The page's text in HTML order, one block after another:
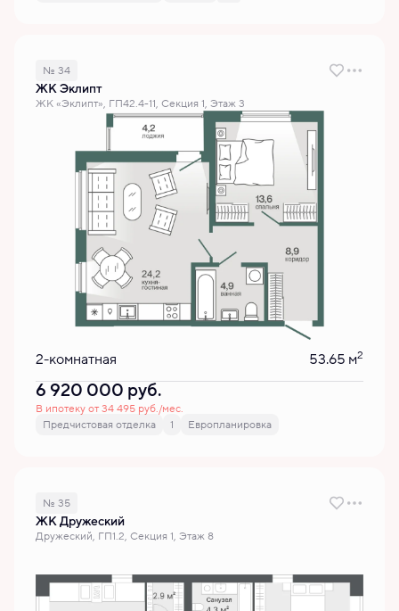
№ 34
ЖК Эклипт
ЖК «Эклипт», ГП42.4-11, Секция 1, Этаж 3
2-комнатная 53.65 м2
6 920 000 руб.
В ипотеку от 34 495 руб./мес.
Предчистовая отделка
1 Европланировка
№ 35
ЖК Дружеский
Дружеский, ГП1.2, Секция 1, Этаж 8